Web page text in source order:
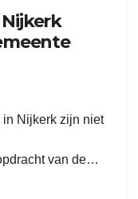
in Nijkerk zijn niet
van de…